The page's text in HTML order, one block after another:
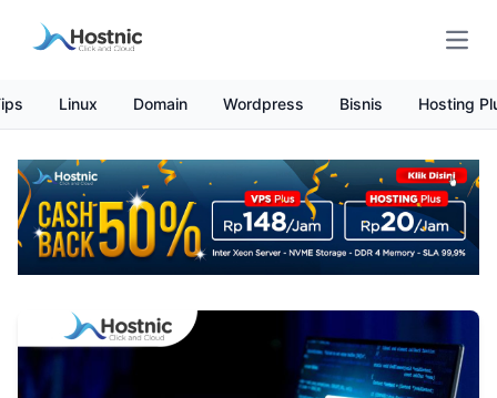
Linux Domain Wordpress Bisnis Hosting